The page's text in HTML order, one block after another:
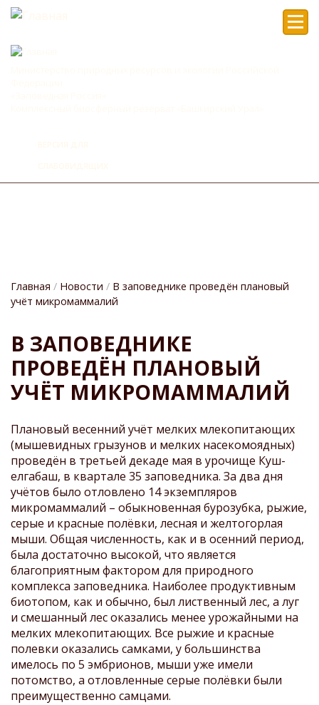
НАВИГАЦИИ
Главная Новости
В заповеднике проведён плановый
учёт микромаммалий
В ЗАПОВЕДНИКЕ
ПРОВЕДЁН ПЛАНОВЫЙ
УЧЁТ МИКРОМАММАЛИЙ
Плановый весенний учёт мелких млекопитающих
(мышевидных грызунов и мелких насекомоядных)
проведён в третьей декаде мая в урочище Куш-
елгабаш, в квартале 35 заповедника. За два дня
учётов было отловлено 14 экземпляров
микромаммалий – обыкновенная бурозубка, рыжие,
серые и красные полёвки, лесная и желтогорлая
мыши. Общая численность, как и в осенний период,
была достаточно высокой, что является
благоприятным фактором для природного
комплекса заповедника. Наиболее продуктивным
биотопом, как и обычно, был лиственный лес, а луг
и смешанный лес оказались менее урожайными на
мелких млекопитающих. Все рыжие и красные
полевки оказались самками, у большинства
имелось по 5 эмбрионов, мыши уже имели
потомство, а отловленные серые полёвки были
преимущественно самцами.